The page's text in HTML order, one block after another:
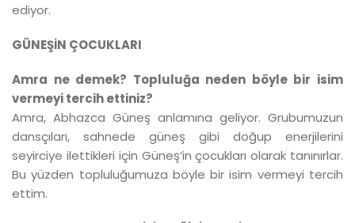
ediyor.
GÜNEŞİN ÇOCUKLARI
Amra ne demek? Topluluğa neden böyle bir isim
vermeyi tercih ettiniz?
Amra, Abhazca Güneş anlamına geliyor. Grubumuzun
dansçıları, sahnede güneş gibi doğup enerjilerini
seyirciye ilettikleri için Güneş’in çocukları olarak tanınırlar.
Bu yüzden topluluğumuza böyle bir isim vermeyi tercih
ettim.